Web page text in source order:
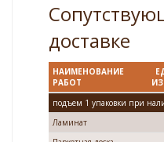
доставке
НАИМЕНОВАНИЕ
РАБОТ
подъем 1 упаковки при
Ламинат